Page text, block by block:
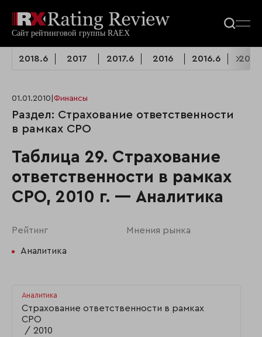
2018.6 2017 2017.6 2016 2016.6 2015
01.01.2010 Финансы
Раздел: Страхование ответственности
в рамках СРО
Таблица 29. Страхование
ответственности в рамках
СРО, 2010 г. — Аналитика
Рейтинг Мнения рынка
Аналитика
Аналитика
Страхование ответственности в рамках
СРО
2010